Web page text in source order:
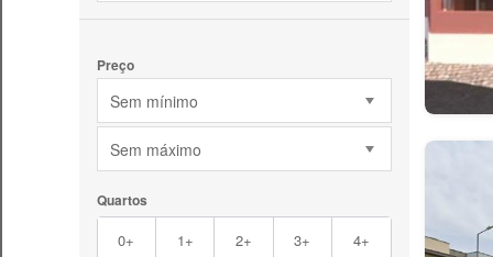
Preço
Sem mínimo
Sem máximo
Quartos
0+ 1+ 2+ 3+ 4+